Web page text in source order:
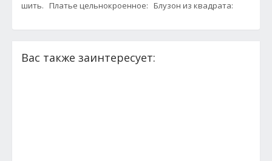
Вас также заинтересует: